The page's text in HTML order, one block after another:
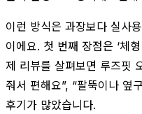
이런 방식은 과장보다 실사
이에요. 첫 번째 장점은 ‘체
제 리뷰를 살펴보면 루즈핏
줘서 편해요”, “팔뚝이나 옆
후기가 많았습니다.